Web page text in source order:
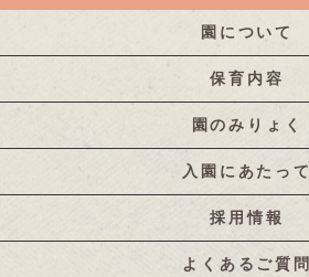
園について
保育内容
園のみりょく
入園にあたって
採用情報
よくあるご質問